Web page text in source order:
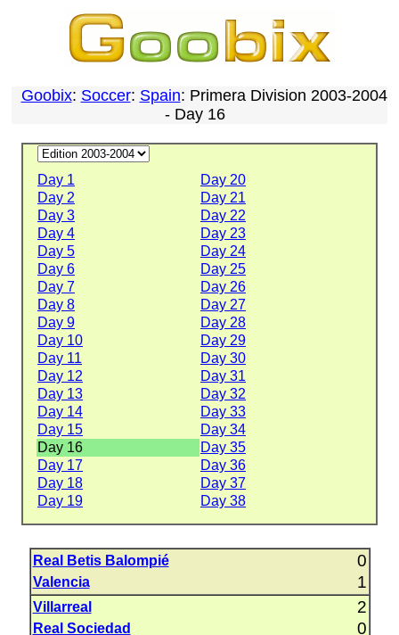
Goobix: Soccer: Spain: Primera Division 2003-2004
- Day 16
Day 1
Day 20
Day 2
Day 21
Day 3
Day 22
Day 4
Day 23
Day 5
Day 24
Day 6
Day 25
Day 7
Day 26
Day 8
Day 27
Day 9
Day 28
Day 10
Day 29
Day 11
Day 30
Day 12
Day 31
Day 13
Day 32
Day 14
Day 33
Day 15
Day 34
Day 16
Day 35
Day 17
Day 36
Day 18
Day 37
Day 19
Day 38
Real Betis Balompié 0
Valencia 1
Villarreal 2
Real Sociedad 0